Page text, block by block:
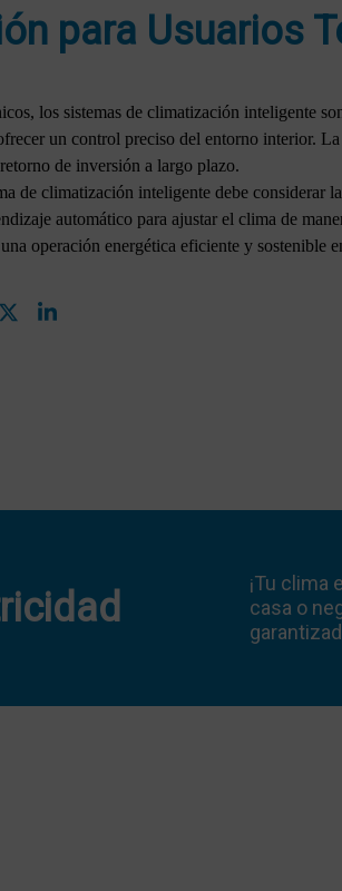
para Usuarios
los sistemas de climatización inteligente
un control preciso del entorno interior.
de inversión a largo plazo.
de climatización inteligente debe considerar
automático para ajustar el clima de
operación energética eficiente y
¡Tu clima
casa o